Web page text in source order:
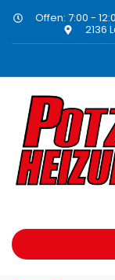
Offen: 7:00 -
2136